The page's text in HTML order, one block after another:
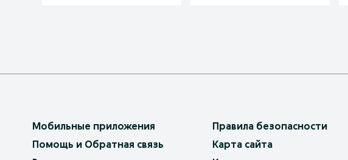
Мобильные приложения
Помощь и Обратная связь
Правила безопасности
Карта сайта